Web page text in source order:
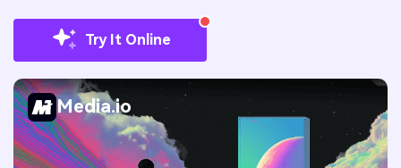
Try It Online
Media.io